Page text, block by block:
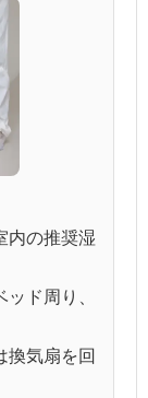
内の推奨湿
ド周り、
換気扇を回